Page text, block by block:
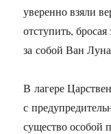
уверенно взяли
отступить,
за собой Ван
В лагере
с
существо особой